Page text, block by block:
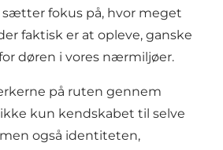
fokus på, hvor meget
faktisk er at opleve, ganske
døren i vores nærmiljøer.
på ruten gennem
kun kendskabet til selve
også identiteten,